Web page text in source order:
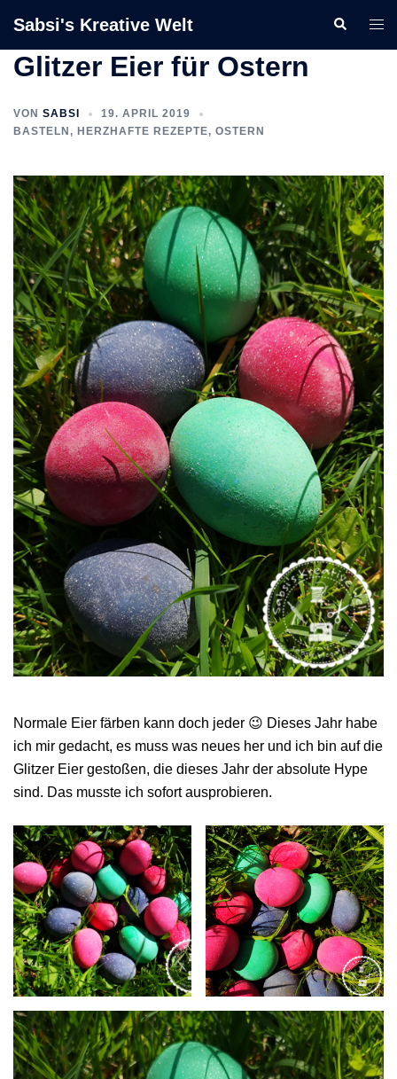
Inhalt
springen
Sabsi's Kreative Welt Suche
Glitzer Eier für Ostern
VON SABSI
19. APRIL 2019
BASTELN , HERZHAFTE REZEPTE, OSTERN
Normale Eier färben kann doch jeder 😉 Dieses Jahr habe
ich mir gedacht, es muss was neues her und ich bin auf die
Glitzer Eier gestoßen, die dieses Jahr der absolute Hype
sind. Das musste ich sofort ausprobieren.